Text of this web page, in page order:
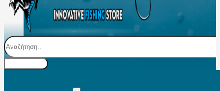
Αναζήτηση